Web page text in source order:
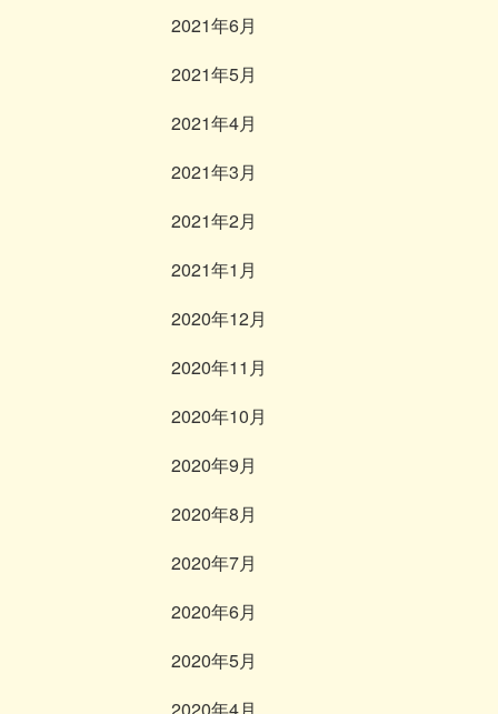
2021年6月
2021年5月
2021年4月
2021年3月
2021年2月
2021年1月
2020年12月
2020年11月
2020年10月
2020年9月
2020年8月
2020年7月
2020年6月
2020年5月
2020年4月